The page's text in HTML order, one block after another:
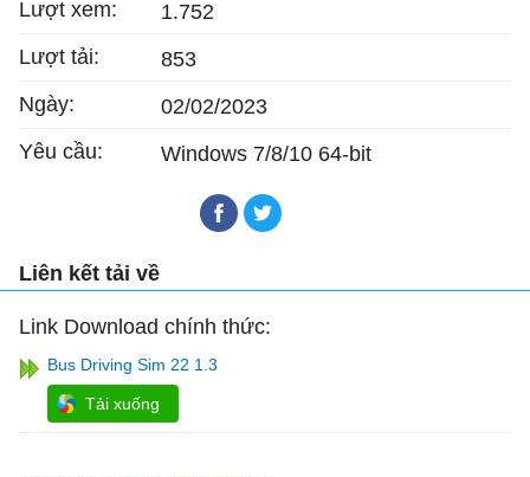
Lượt xem:
1.752
Lượt tải:
853
Ngày:
02/02/2023
Yêu cầu:
Windows 7/8/10 64-bit
Liên kết tải về
Link Download chính thức:
Bus Driving Sim 22 1.3
Tải xuống